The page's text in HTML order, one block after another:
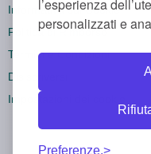
l’esperienza
personalizzati e
Preferenze.
Informativa sui Cookie
Politica di Rimborso
Termini e Condizioni
Disiscriversi
Impostazioni dei cookie